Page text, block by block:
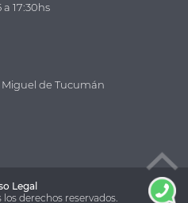
a 17:30hs
Miguel de Tucumán
Legal
los derechos reservados.